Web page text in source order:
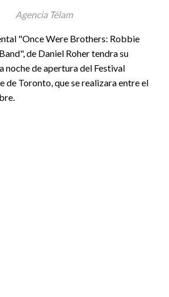
"Once Were Brothers: Robbie
de Daniel Roher tendra su
noche de apertura del Festival
de Toronto, que se realizara entre el
Agencia Télam